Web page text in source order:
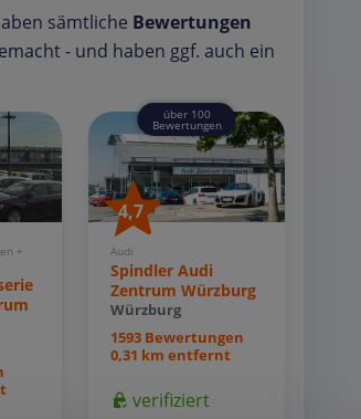
sämtliche Bewertungen
- und haben ggf. auch ein
+
über 100
Bewertungen
4,7
Audi
Spindler Audi
Zentrum Würzburg
Würzburg
1593 Bewertungen
0,31 km entfernt
verifiziert